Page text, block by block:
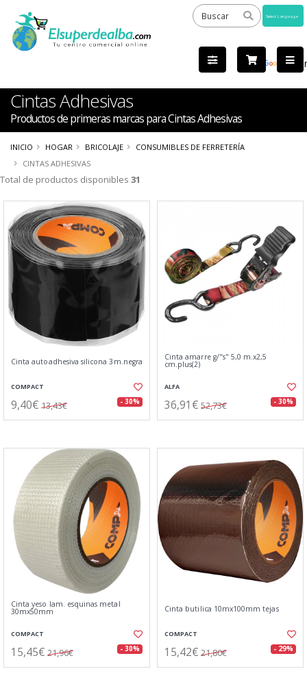
by
Cintas Adhesivas
Productos de primeras marcas para Cintas Adhesivas
INICIO HOGAR BRICOLAJE
CONSUMIBLES DE FERRETERÍA
CINTAS ADHESIVAS
Total de productos disponibles 31
Cinta autoadhesiva silicona 3m.negra
COMPACT
9,40€ 13,43€ - 30%
Cinta amarre g/"s" 5,0 m.x2,5
cm.plus(2)
ALFA
36,91€ 52,73€ - 30%
Cinta yeso lam. esquinas metal
30mx50mm
COMPACT
15,45€ 21,96€ - 30%
Cinta butilica 10mx100mm tejas
COMPACT
15,42€ 21,80€ - 29%